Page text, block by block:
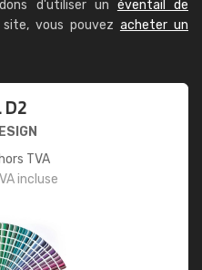
d'utiliser un éventail de
vous pouvez acheter un
D2
hors TVA
incluse